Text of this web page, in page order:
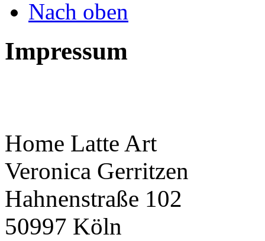
Nach oben
Impressum
Home Latte Art
Veronica Gerritzen
Hahnenstraße 102
50997 Köln